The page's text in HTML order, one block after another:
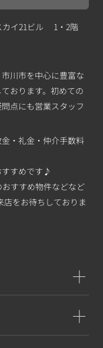
カイ21ビル 1・2階
川市を中心に豊富な
おります。初めての
点にも営業スタッフ
・礼金・仲介手数料
すすめです♪
すすめ物件などなど
店をお待ちしておりま